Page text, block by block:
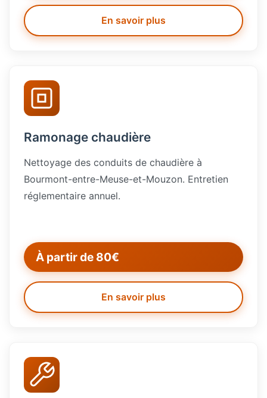
En savoir plus
Ramonage chaudière
Nettoyage des conduits de chaudière à
Bourmont-entre-Meuse-et-Mouzon. Entretien
réglementaire annuel.
À partir de 80€
En savoir plus